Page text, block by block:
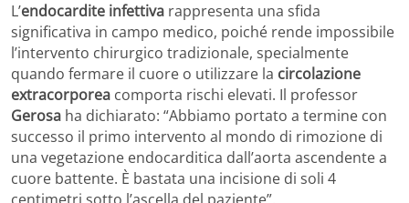
L’endocardite infettiva rappresenta una sfida
significativa in campo medico, poiché rende impossibile
l’intervento chirurgico tradizionale, specialmente
quando fermare il cuore o utilizzare la circolazione
extracorporea comporta rischi elevati. Il professor
Gerosa ha dichiarato: “Abbiamo portato a termine con
successo il primo intervento al mondo di rimozione di
una vegetazione endocarditica dall’aorta ascendente a
cuore battente. È bastata una incisione di soli 4